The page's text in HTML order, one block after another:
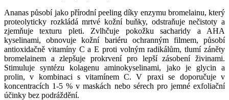
Ananas působí jako přírodní peeling díky enzymu bromelainu, který
proteolyticky rozkládá mrtvé kožní buňky, odstraňuje nečistoty a
zjemňuje texturu pleti. Zvlhčuje pokožku sacharidy a AHA
kyselinami, obnovuje kožní bariéru ochranným filmem, působí
antioxidačně vitamíny C a E proti volným radikálům, tlumí záněty
bromelainem a zlepšuje prokrvení pro lepší zásobení živinami.
Stimuluje syntézu kolagenu aminokyselinami, jako je glycin a
prolin, v kombinaci s vitamínem C. V praxi se doporučuje v
koncentracích 1-5 % v maskách nebo sérech pro jemné exfoliační
účinky bez podráždění.